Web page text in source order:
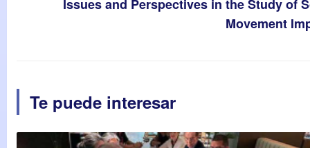
Issues and Perspectives in the Study of
Movement
Te puede interesar